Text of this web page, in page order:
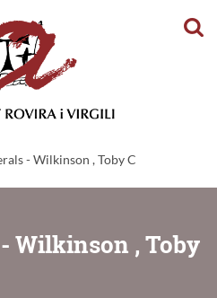
- Wilkinson , Toby C
Wilkinson , Toby